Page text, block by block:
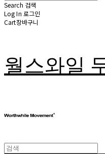
Search 검색
Log In 로그인
Cart장바구니
월스와일